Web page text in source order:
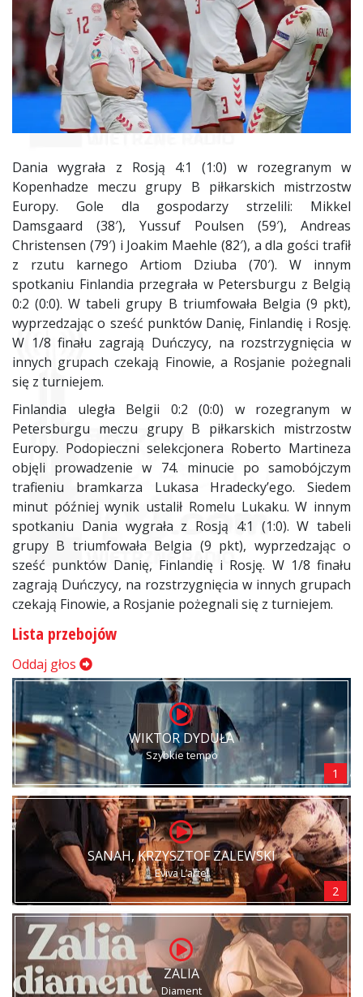
Dania wygrała z Rosją 4:1 (1:0) w rozegranym w
Kopenhadze meczu grupy B piłkarskich mistrzostw
Europy. Gole dla gospodarzy strzelili: Mikkel
Damsgaard (38′), Yussuf Poulsen (59′), Andreas
Christensen (79′) i Joakim Maehle (82′), a dla gości trafił
z rzutu karnego Artiom Dziuba (70′). W innym
spotkaniu Finlandia przegrała w Petersburgu z Belgią
0:2 (0:0). W tabeli grupy B triumfowała Belgia (9 pkt),
wyprzedzając o sześć punktów Danię, Finlandię i Rosję.
W 1/8 finału zagrają Duńczycy, na rozstrzygnięcia w
innych grupach czekają Finowie, a Rosjanie pożegnali
się z turniejem.
Finlandia uległa Belgii 0:2 (0:0) w rozegranym w
Petersburgu meczu grupy B piłkarskich mistrzostw
Europy. Podopieczni selekcjonera Roberto Martineza
objęli prowadzenie w 74. minucie po samobójczym
trafieniu bramkarza Lukasa Hradecky’ego. Siedem
minut później wynik ustalił Romelu Lukaku. W innym
spotkaniu Dania wygrała z Rosją 4:1 (1:0). W tabeli
grupy B triumfowała Belgia (9 pkt), wyprzedzając o
sześć punktów Danię, Finlandię i Rosję. W 1/8 finału
zagrają Duńczycy, na rozstrzygnięcia w innych grupach
czekają Finowie, a Rosjanie pożegnali się z turniejem.
Lista przebojów
Oddaj głos
WIKTOR DYDUŁA
Szybkie tempo
1
SANAH, KRZYSZTOF ZALEWSKI
Eviva L’arte!
2
ZALIA
Diament